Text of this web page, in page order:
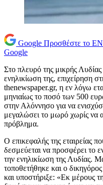
Google Προσθέστε το
Google
Στο πλευρό της μικρής
ενηλικίωση της, επιχείρηση
thenewspaper.gr, η εν λόγω
μηνιαίως το ποσό των 500
στην Αλόννησο για να
μεγαλώσει το μωρό χωρίς να
πρόβλημα.
Ο επικεφαλής της εταιρείας
δεσμεύεται να προσφέρει το
την ενηλικίωση της Λυδίας.
τοποθετήθηκε και ο
και υποστήριξε: «Εκ μέρους